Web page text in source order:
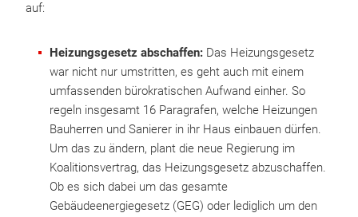
auf:
Heizungsgesetz abschaffen: Das Heizungsgesetz
war nicht nur umstritten, es geht auch mit einem
umfassenden bürokratischen Aufwand einher. So
regeln insgesamt 16 Paragrafen, welche Heizungen
Bauherren und Sanierer in ihr Haus einbauen dürfen.
Um das zu ändern, plant die neue Regierung im
Koalitionsvertrag, das Heizungsgesetz abzuschaffen.
Ob es sich dabei um das gesamte
Gebäudeenergiegesetz (GEG) oder lediglich um den